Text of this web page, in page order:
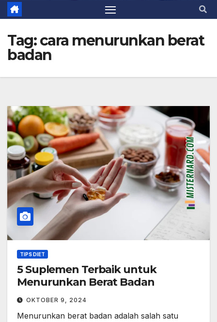
Tag:cara menurunkan berat
badan
TIPS DIET
5 Suplemen Terbaik untuk
Menurunkan Berat Badan
OKTOBER 9, 2024
Menurunkan berat badan adalah salah satu